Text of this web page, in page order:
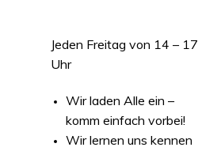
Jeden Freitag von 14 – 17
Uhr
Wir laden Alle ein –
komm einfach vorbei!
Wir lernen uns kennen